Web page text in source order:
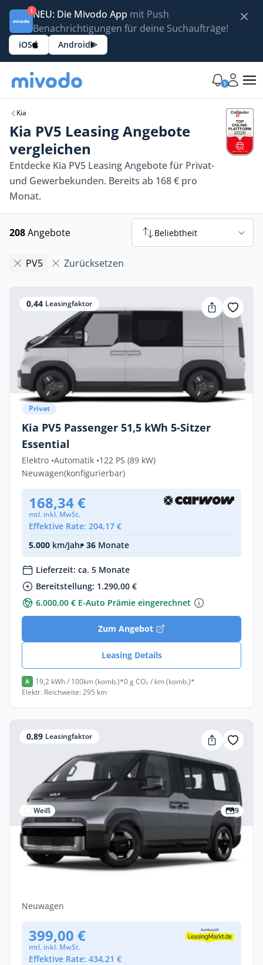
1NEU: Die Mivodo App mit Push
Benachrichtigungen für deine Suchaufträge!
iOS Android
1
Kia
Kia PV5 Leasing Angebote
vergleichen
Entdecke Kia PV5 Leasing Angebote für Privat-
und Gewerbekunden. Bereits ab 168 € pro
Monat.
208Angebote Beliebtheit
PV5 Zurücksetzen
0,44 Leasingfaktor
Privat
Kia PV5 Passenger 51,5 kWh 5-Sitzer
Essential
Elektro •Automatik •122 PS (89 kW)
Neuwagen(konfigurierbar)
168,34 €
mtl. inkl. MwSt.
Effektive Rate: 204,17 €
5.000 km/Jahr• 36 Monate
Lieferzeit: ca. 5 Monate
Bereitstellung: 1.290,00 €
6.000,00 € E-Auto Prämie eingerechnet
Zum Angebot
Leasing Details
A 19,2 kWh / 100km (komb.)*0 g CO₂ / km (komb.)*
Elektr. Reichweite: 295 km
0,89 Leasingfaktor
Weiß 9
Kia PV5 Passenger 71,2 Plus
Wärmepumpe Allwetter
Neuwagen
399,00 €
mtl. inkl. MwSt.
Effektive Rate: 434,21 €